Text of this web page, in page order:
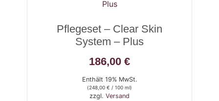
Pflegeset – Clear Skin
System – Plus
186,00 €
Enthält 19% MwSt.
(248,00 € / 100 ml)
zzgl. Versand